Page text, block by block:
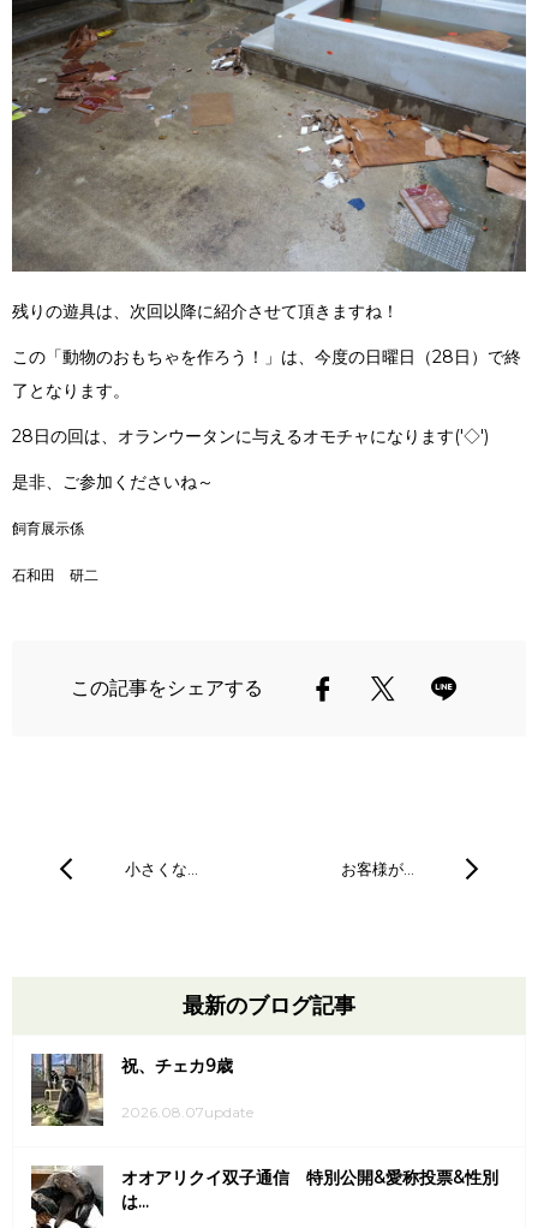
残りの遊具は、次回以降に紹介させて頂きますね！
この「動物のおもちゃを作ろう！」は、今度の日曜日（28日）で終
了となります。
28日の回は、オランウータンに与えるオモチャになります('◇')ゞ
是非、ご参加くださいね～
飼育展示係
石和田 研二
この記事をシェアする
小さくな… お客様が…
最新のブログ記事
祝、チェカ9歳
2026.08.07update
オオアリクイ双子通信 特別公開&愛称投票&性別
は...